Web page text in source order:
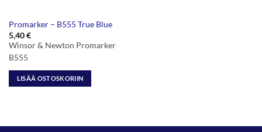
Promarker – B555 True Blue
5,40€
Winsor & Newton Promarker
B555
LISÄÄ OSTOSKORIIN